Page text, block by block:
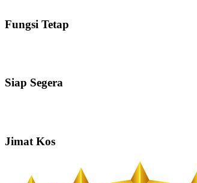
Fungsi Tetap
Siap Segera
Jimat Kos